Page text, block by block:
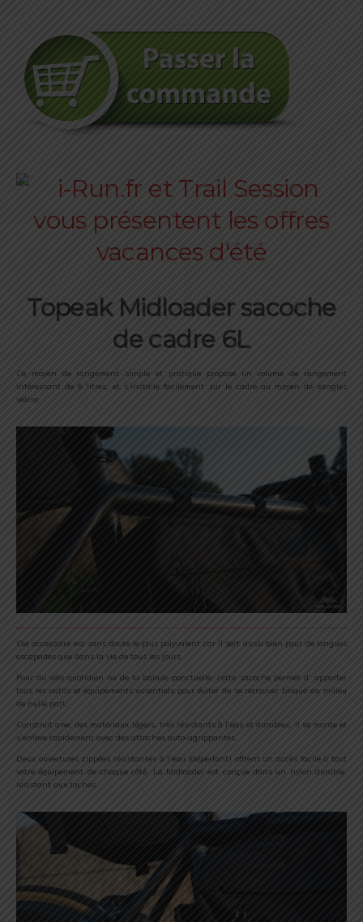
Topeak Midloader sacoche
de cadre 6L
Ce moyen de rangement simple et pratique propose un volume de rangement
intéressant de 6 litres, et s’installe facilement sur le cadre au moyen de sangles
velcro.
Cet accessoire est sans doute le plus polyvalent car il sert aussi bien pour de longues
escapades que dans la vie de tous les jours.
Pour du vélo quotidien ou de la balade ponctuelle, cette sacoche permet d’ apporter
tous les outils et équipements essentiels pour éviter de se retrouver bloqué au milieu
de nulle part.
Construit avec des matériaux légers, très résistants à l’eau et durables, il se monte et
s’enlève rapidement avec des attaches auto-agrippantes.
Deux ouvertures zippées résistantes à l’eau (déperlant) offrent un accès facile à tout
votre équipement de chaque côté. La Midloader est conçue dans un nylon durable,
résistant aux taches.